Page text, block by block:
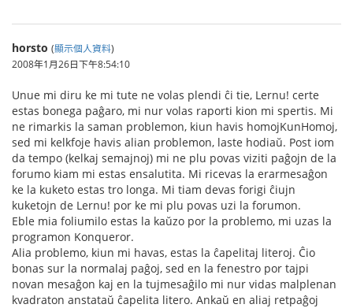
horsto (顯示個人資料)
2008年1月26日下午8:54:10
Unue mi diru ke mi tute ne volas plendi ĉi tie, Lernu! certe
estas bonega paĝaro, mi nur volas raporti kion mi spertis. Mi
ne rimarkis la saman problemon, kiun havis homojKunHomoj,
sed mi kelkfoje havis alian problemon, laste hodiaŭ. Post iom
da tempo (kelkaj semajnoj) mi ne plu povas viziti paĝojn de la
forumo kiam mi estas ensalutita. Mi ricevas la erarmesaĝon
ke la kuketo estas tro longa. Mi tiam devas forigi ĉiujn
kuketojn de Lernu! por ke mi plu povas uzi la forumon.
Eble mia foliumilo estas la kaŭzo por la problemo, mi uzas la
programon Konqueror.
Alia problemo, kiun mi havas, estas la ĉapelitaj literoj. Ĉio
bonas sur la normalaj paĝoj, sed en la fenestro por tajpi
novan mesaĝon kaj en la tujmesaĝilo mi nur vidas malplenan
kvadraton anstataŭ ĉapelita litero. Ankaŭ en aliaj retpaĝoj